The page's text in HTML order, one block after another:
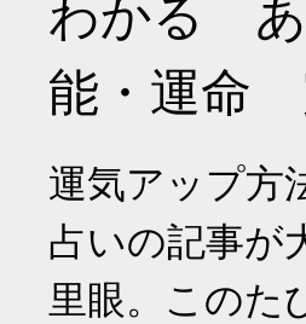
わかる あ
能・運命
運気アップ方
占いの記事が
里眼。このた